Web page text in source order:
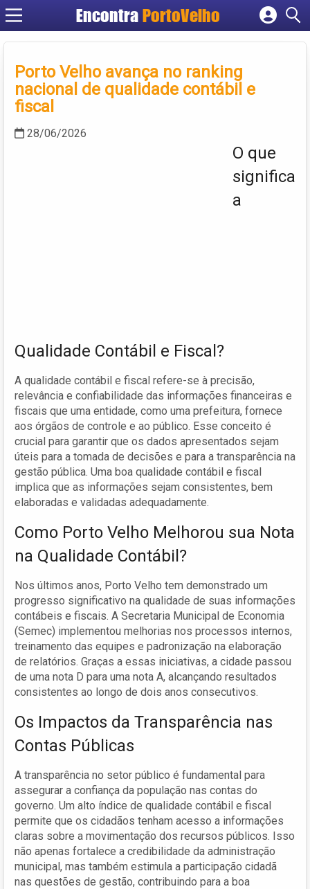
EncontraPortoVelho
Cadastrar empresa
Criar conta
Porto Velho avança no ranking
nacional de qualidade contábil e
fiscal
28/06/2026
O que
significa
a
Qualidade Contábil e Fiscal?
A qualidade contábil e fiscal refere-se à precisão,
relevância e confiabilidade das informações financeiras e
fiscais que uma entidade, como uma prefeitura, fornece
aos órgãos de controle e ao público. Esse conceito é
crucial para garantir que os dados apresentados sejam
úteis para a tomada de decisões e para a transparência na
gestão pública. Uma boa qualidade contábil e fiscal
implica que as informações sejam consistentes, bem
elaboradas e validadas adequadamente.
Como Porto Velho Melhorou sua Nota
na Qualidade Contábil?
Nos últimos anos, Porto Velho tem demonstrado um
progresso significativo na qualidade de suas informações
contábeis e fiscais. A Secretaria Municipal de Economia
(Semec) implementou melhorias nos processos internos,
treinamento das equipes e padronização na elaboração
de relatórios. Graças a essas iniciativas, a cidade passou
de uma nota D para uma nota A, alcançando resultados
consistentes ao longo de dois anos consecutivos.
Os Impactos da Transparência nas
Contas Públicas
A transparência no setor público é fundamental para
assegurar a confiança da população nas contas do
governo. Um alto índice de qualidade contábil e fiscal
permite que os cidadãos tenham acesso a informações
claras sobre a movimentação dos recursos públicos. Isso
não apenas fortalece a credibilidade da administração
municipal, mas também estimula a participação cidadã
nas questões de gestão, contribuindo para a boa